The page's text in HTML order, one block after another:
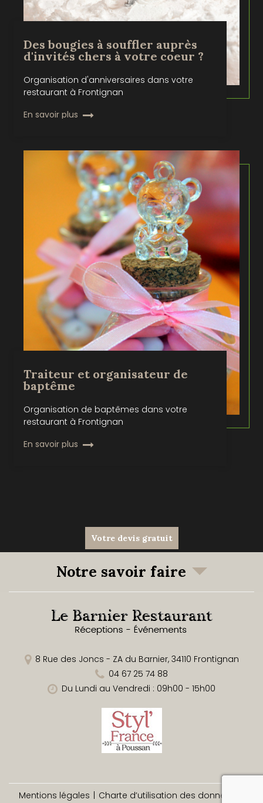
Des bougies à souffler auprès
d'invités chers à votre coeur ?
Organisation d'anniversaires dans votre
restaurant à Frontignan
En savoir plus
Traiteur et organisateur de
baptême
Organisation de baptêmes dans votre
restaurant à Frontignan
En savoir plus
Votre devis gratuit
Notre savoir faire
8 Rue des Joncs - ZA du Barnier, 34110 Frontignan
04 67 25 74 88
Du Lundi au Vendredi : 09h00 - 15h00
Mentions légales
Charte d’utilisation des données